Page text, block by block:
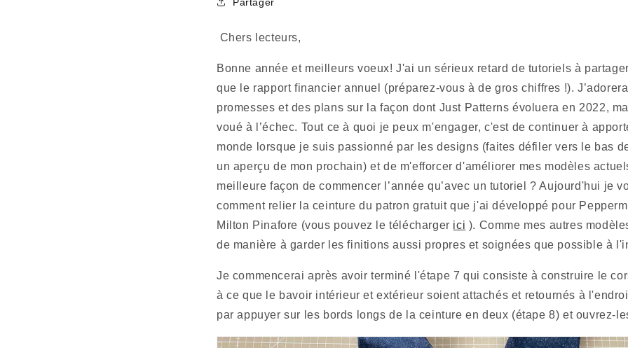
Chers lecteurs,
Bonne année et meilleurs voeux! J'ai un sérieux retard de tutoriels à
que le rapport financier annuel (préparez-vous à de gros chiffres !).
promesses et des plans sur la façon dont Just Patterns évoluera en 2022,
voué à l’échec. Tout ce à quoi je peux m'engager, c'est de continuer à
monde lorsque je suis passionné par les designs (faites défiler vers le bas
un aperçu de mon prochain) et de m'efforcer d'améliorer mes modèles
meilleure façon de commencer l’année qu’avec un tutoriel ? Aujourd'hui je
comment relier la ceinture du patron gratuit que j'ai développé pour
Milton Pinafore (vous pouvez le télécharger ici ). Comme mes autres
de manière à garder les finitions aussi propres et soignées que possible à
Je commencerai après avoir terminé l'étape 7 qui consiste à construire le
à ce que le bavoir intérieur et extérieur soient attachés et retournés à
par appuyer sur les bords longs de la ceinture en deux (étape 8) et ouvrez-